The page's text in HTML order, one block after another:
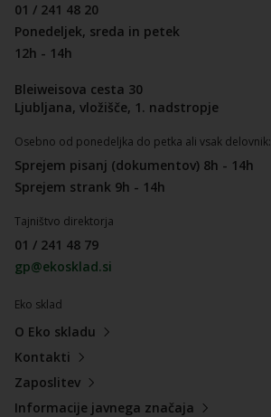
01 / 241 48 20
Ponedeljek, sreda in petek
12h - 14h
Bleiweisova cesta 30
Ljubljana, vložišče, 1. nadstropje
Osebno od ponedeljka do petka ali vsak delovnik:
Sprejem pisanj (dokumentov) 8h - 14h
Sprejem strank 9h - 14h
Tajništvo direktorja
01 / 241 48 79
gp@ekosklad.si
Eko sklad
O Eko skladu
Kontakti
Zaposlitev
Informacije javnega značaja